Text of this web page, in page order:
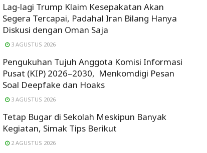
Lag-lagi Trump Klaim Kesepakatan Akan
Segera Tercapai, Padahal Iran Bilang Hanya
Diskusi dengan Oman Saja
3 AGUSTUS 2026
Pengukuhan Tujuh Anggota Komisi Informasi
Pusat (KIP) 2026–2030, Menkomdigi Pesan
Soal Deepfake dan Hoaks
3 AGUSTUS 2026
Tetap Bugar di Sekolah Meskipun Banyak
Kegiatan, Simak Tips Berikut
2 AGUSTUS 2026